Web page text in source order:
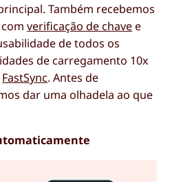
Também recebemos
comverificação de chave e
de todos os
de carregamento 10x
FastSync. Antes de
dar uma olhadela ao que